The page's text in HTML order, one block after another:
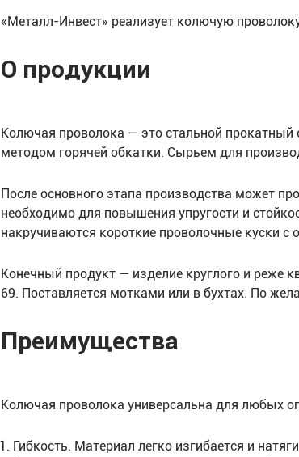
«Металл-Инвест» реализует колючую
О продукции
Колючая проволока — это стальной
методом горячей обкатки. Сырьем для
После основного этапа производства может
необходимо для повышения упругости и
накручиваются короткие проволочные куски
Конечный продукт — изделие круглого и реже
69. Поставляется мотками или в бухтах. По
Преимущества
Колючая проволока универсальна для любых
Гибкость. Материал легко изгибается и